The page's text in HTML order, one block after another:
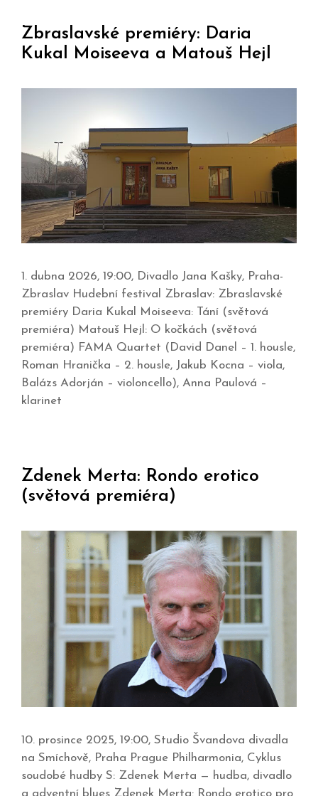
Zbraslavské premiéry: Daria
Kukal Moiseeva a Matouš Hejl
1. dubna 2026, 19:00, Divadlo Jana Kašky, Praha-
Zbraslav Hudební festival Zbraslav: Zbraslavské
premiéry Daria Kukal Moiseeva: Tání (světová
premiéra) Matouš Hejl: O kočkách (světová
premiéra) FAMA Quartet (David Danel – 1. housle,
Roman Hranička – 2. housle, Jakub Kocna – viola,
Balázs Adorján – violoncello), Anna Paulová –
klarinet
Zdenek Merta: Rondo erotico
(světová premiéra)
10. prosince 2025, 19:00, Studio Švandova divadla
na Smíchově, Praha Prague Philharmonia, Cyklus
soudobé hudby S: Zdenek Merta — hudba, divadlo